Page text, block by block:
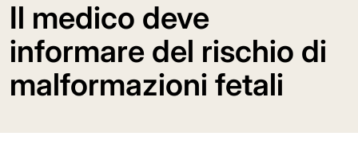
Il medico deve
informare del rischio di
malformazioni fetali